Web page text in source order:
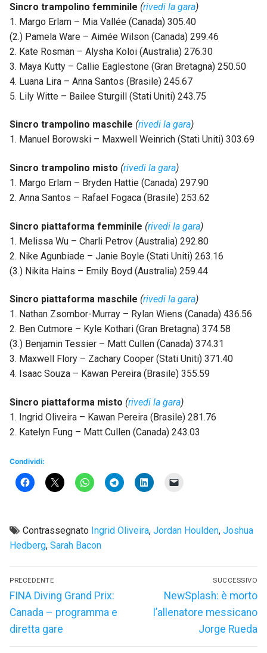
Sincro trampolino femminile (rivedi la gara)
1. Margo Erlam – Mia Vallée (Canada) 305.40
(2.) Pamela Ware – Aimée Wilson (Canada) 299.46
2. Kate Rosman – Alysha Koloi (Australia) 276.30
3. Maya Kutty – Callie Eaglestone (Gran Bretagna) 250.50
4. Luana Lira – Anna Santos (Brasile) 245.67
5. Lily Witte – Bailee Sturgill (Stati Uniti) 243.75
Sincro trampolino maschile (rivedi la gara)
1. Manuel Borowski – Maxwell Weinrich (Stati Uniti) 303.69
Sincro trampolino misto (rivedi la gara)
1. Margo Erlam – Bryden Hattie (Canada) 297.90
2. Anna Santos – Rafael Fogaca (Brasile) 253.62
Sincro piattaforma femminile (rivedi la gara)
1. Melissa Wu – Charli Petrov (Australia) 292.80
2. Nike Agunbiade – Janie Boyle (Stati Uniti) 263.16
(3.) Nikita Hains – Emily Boyd (Australia) 259.44
Sincro piattaforma maschile (rivedi la gara)
1. Nathan Zsombor-Murray – Rylan Wiens (Canada) 436.56
2. Ben Cutmore – Kyle Kothari (Gran Bretagna) 374.58
(3.) Benjamin Tessier – Matt Cullen (Canada) 374.31
3. Maxwell Flory – Zachary Cooper (Stati Uniti) 371.40
4. Isaac Souza – Kawan Pereira (Brasile) 355.59
Sincro piattaforma misto (rivedi la gara)
1. Ingrid Oliveira – Kawan Pereira (Brasile) 281.76
2. Katelyn Fung – Matt Cullen (Canada) 243.03
Condividi:
Contrassegnato Ingrid Oliveira, Jordan Houlden, Joshua
Hedberg, Sarah Bacon
Navigazione
articoli
PRECEDENTE
Articolo
precedente:
FINA Diving Grand Prix:
Canada – programma e
diretta gare
SUCCESSIVO
Articolo
successivo:
NewSplash: è morto
l’allenatore messicano
Jorge Rueda